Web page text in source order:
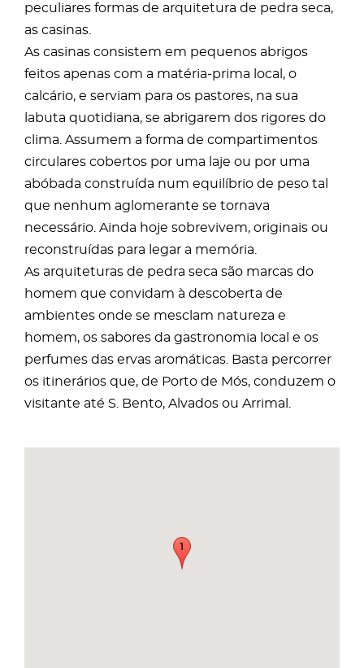
peculiares formas de arquitetura de pedra seca,
as casinas.
As casinas consistem em pequenos abrigos
feitos apenas com a matéria-prima local, o
calcário, e serviam para os pastores, na sua
labuta quotidiana, se abrigarem dos rigores do
clima. Assumem a forma de compartimentos
circulares cobertos por uma laje ou por uma
abóbada construída num equilíbrio de peso tal
que nenhum aglomerante se tornava
necessário. Ainda hoje sobrevivem, originais ou
reconstruídas para legar a memória.
As arquiteturas de pedra seca são marcas do
homem que convidam à descoberta de
ambientes onde se mesclam natureza e
homem, os sabores da gastronomia local e os
perfumes das ervas aromáticas. Basta percorrer
os itinerários que, de Porto de Mós, conduzem o
visitante até S. Bento, Alvados ou Arrimal.